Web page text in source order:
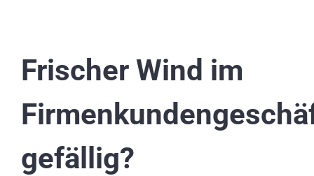
Frischer Wind im
gefällig?